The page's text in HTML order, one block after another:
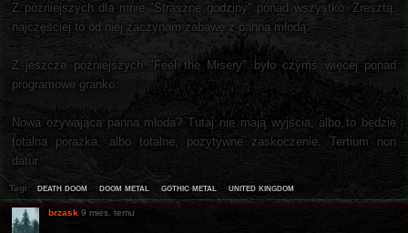
Z późniejszych dla mnie "Straszne godziny" ponad wszystko. Zresztą,
najczęściej to od niej zaczynam zabawę z panną młodą.
Z jeszcze późniejszych "Feel the Misery" było czymś więcej ponad
programowe granko.
Nowa ożywająca panna młoda? Tutaj nie mają wyjścia, albo to będzie
totalna porażka, albo totalne, pozytywne zaskoczenie. Tertium non
datur.
Tagi: death doom doom metal gothic metal united kingdom
brzask 9 mies. temu